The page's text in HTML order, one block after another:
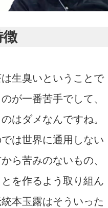
徴
生臭いということで
が一番苦手でして、
はダメなんですね。
は世界に通用しない
ら苦みのないもの、
を作るよう取り組ん
本玉露はそういった